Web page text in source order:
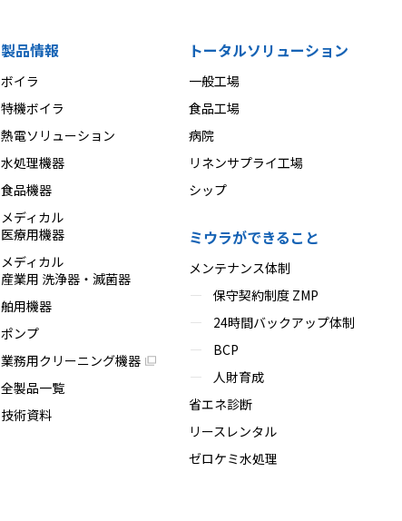
製品情報
ボイラ
特機ボイラ
熱電ソリューション
水処理機器
食品機器
メディカル
医療用機器
メディカル
産業用 洗浄器・滅菌器
舶用機器
ポンプ
業務用クリーニング機器
全製品一覧
技術資料
トータルソリューション
一般工場
食品工場
病院
リネンサプライ工場
シップ
ミウラができること
メンテナンス体制
保守契約制度 ZMP
24時間バックアップ体制
BCP
人財育成
省エネ診断
リースレンタル
ゼロケミ水処理